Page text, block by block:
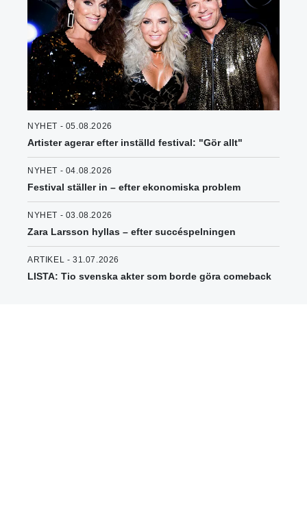
NYHET - 05.08.2026
Artister agerar efter inställd festival: "Gör allt"
NYHET - 04.08.2026
Festival ställer in – efter ekonomiska problem
NYHET - 03.08.2026
Zara Larsson hyllas – efter succéspelningen
ARTIKEL - 31.07.2026
LISTA: Tio svenska akter som borde göra comeback